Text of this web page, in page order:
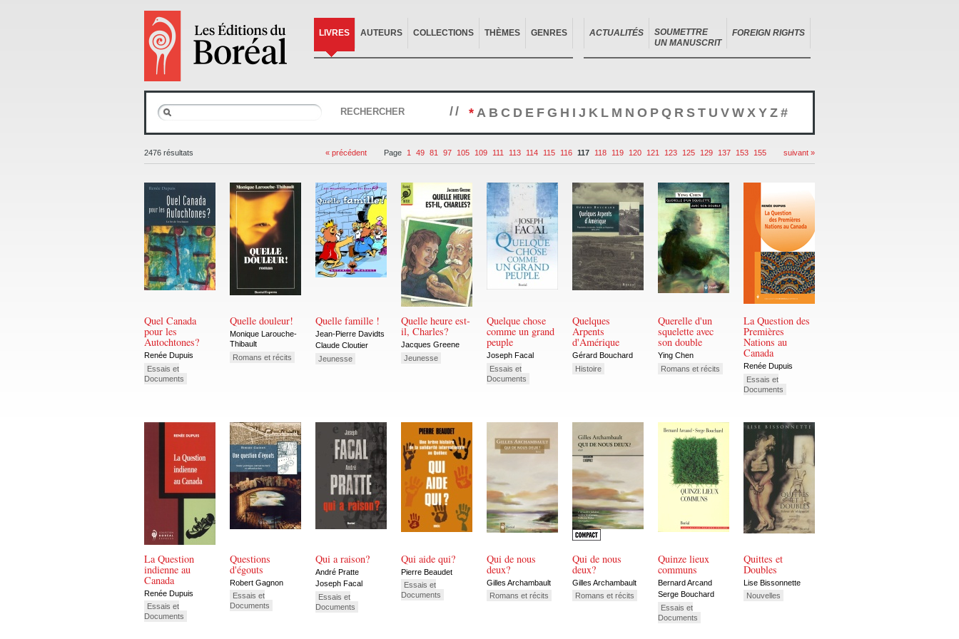
LIVRES AUTEURS COLLECTIONS THÈMES GENRES ACTUALITÉS
SOUMETTRE
UN MANUSCRIT
FOREIGN RIGHTS
RECHERCHER // * A B C D E F G H I J K L M N O P Q R S T U V W X Y Z #
2476 résultats « précédent Page 1 49 81 97 105 109 111 113 114 115 116 117 118 119 120 121 123 125 129 137 153 155 suivant »
Quel Canada
pour les
Autochtones?
Renée Dupuis
Essais et
Documents
Quelle douleur!
Monique Larouche-
Thibault
Romans et récits
Quelle famille !
Jean-Pierre Davidts
Claude Cloutier
Jeunesse
Quelle heure est-
il, Charles?
Jacques Greene
Jeunesse
Quelque chose
comme un grand
peuple
Joseph Facal
Essais et
Documents
Quelques
Arpents
d'Amérique
Gérard Bouchard
Histoire
Querelle d'un
squelette avec
son double
Ying Chen
Romans et récits
La Question des
Premières
Nations au
Canada
Renée Dupuis
Essais et
Documents
La Question
indienne au
Canada
Renée Dupuis
Essais et
Documents
Questions
d'égouts
Robert Gagnon
Essais et
Documents
Qui a raison?
André Pratte
Joseph Facal
Essais et
Documents
Qui aide qui?
Pierre Beaudet
Essais et
Documents
Qui de nous
deux?
Gilles Archambault
Romans et récits
Qui de nous
deux?
Gilles Archambault
Romans et récits
Quinze lieux
communs
Bernard Arcand
Serge Bouchard
Essais et
Documents
Quittes et
Doubles
Lise Bissonnette
Nouvelles